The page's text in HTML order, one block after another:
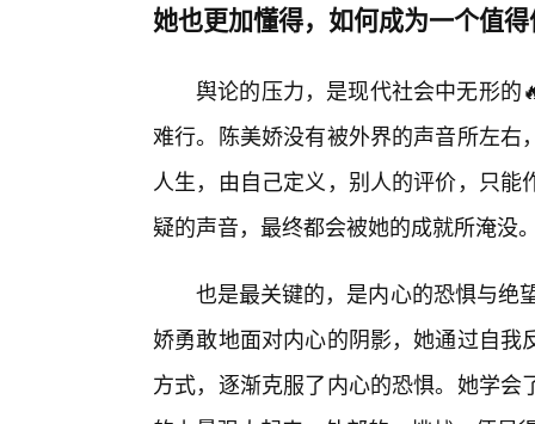
她也更加懂得，如何成为一个值
舆论的压力，是现代社会中无形的
难行。陈美娇没有被外界的声音所左
人生，由自己定义，别人的评价，只
疑的声音，最终都会被她的成就所淹没
也是最关键的，是内心的恐惧与绝
娇勇敢地面对内心的阴影，她通过自
方式，逐渐克服了内心的恐惧。她学